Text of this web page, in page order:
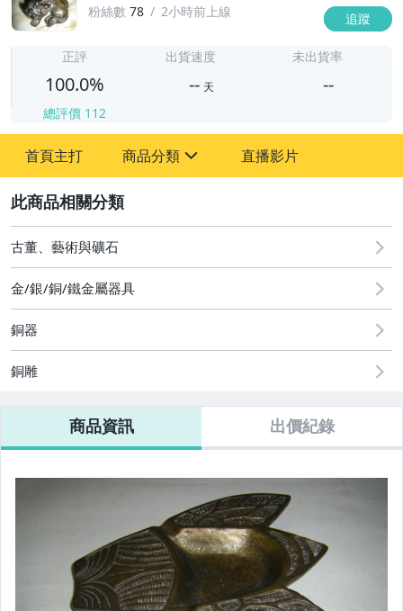
粉絲數 78 2小時前上線 追蹤
正評
100.0%
總評價 112
出貨速度
-- 天
未出貨率
--
首頁主打 商品分類
古董、藝術與礦石
原創設計良品
直播影片
古董、藝術與礦石
金/銀/銅/鐵金屬器具
銅器
銅雕
商品資訊 出價紀錄